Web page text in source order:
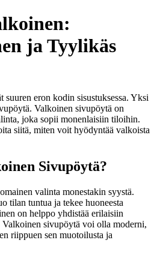
ja Tyylikäs
suuren eron kodin sisustuksessa. Yksi
Valkoinen sivupöytä on
joka sopii monenlaisiin tiloihin.
siitä, miten voit hyödyntää valkoista
Sivupöytä?
valinta monestakin syystä.
tilan tuntua ja tekee huoneesta
on helppo yhdistää erilaisiin
sivupöytä voi olla moderni,
riippuen sen muotoilusta ja